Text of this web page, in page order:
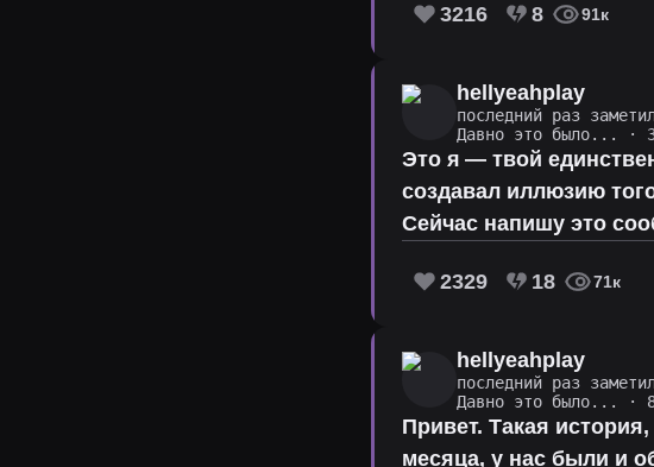
3216 8 91к
hellyeahplay
последний раз
Давно это было...
·
Это я — твой
создавал иллюзию
Сейчас напишу это
2329 18 71к
hellyeahplay
последний раз
Давно это было...
·
Привет. Такая
месяца, у нас были и